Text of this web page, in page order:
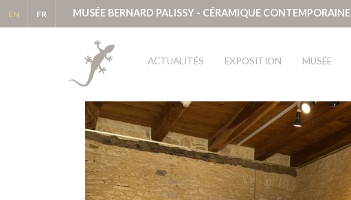
EN FR MUSÉE BERNARD PALISSY - CÉRAMIQUE CONTEMPORAINE
ACTUALITÉS EXPOSITION MUSÉE